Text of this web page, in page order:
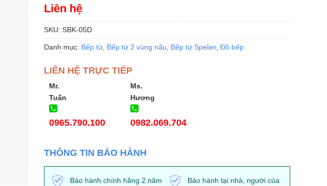
dựa trên
đánh giá
Liên hệ
SKU: SBK-05D
Danh mục: Bếp từ, Bếp từ 2 vùng nấu, Bếp từ Spelier, Đồ bếp
LIÊN HỆ TRỰC TIẾP
Mr.
Tuấn
0965.790.100
Ms.
Hương
0982.069.704
THÔNG TIN BẢO HÀNH
Bảo hành chính hãng 2 năm
Bảo hành tại nhà, người của